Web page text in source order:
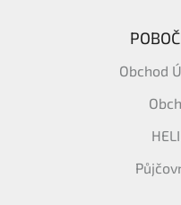
Obchod